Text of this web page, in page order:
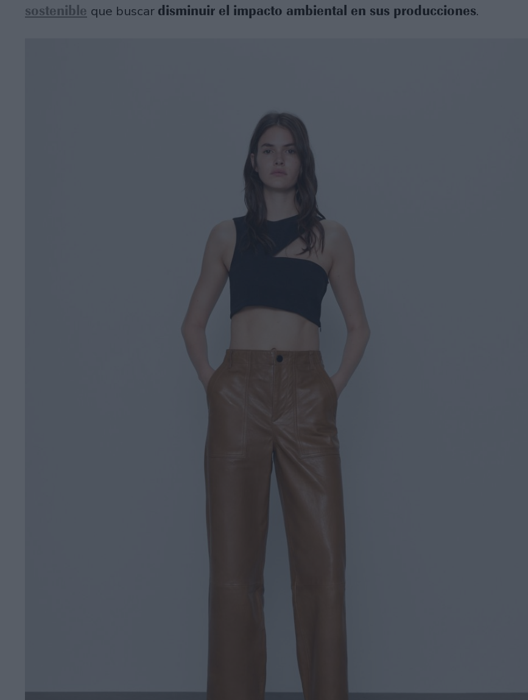
sostenible que buscar disminuir el impacto ambiental en sus producciones.